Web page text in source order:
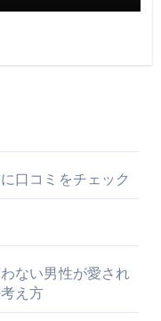
口コミをチェック
ない男性が愛され
え方